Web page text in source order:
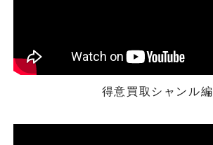
得意買取シャンル編